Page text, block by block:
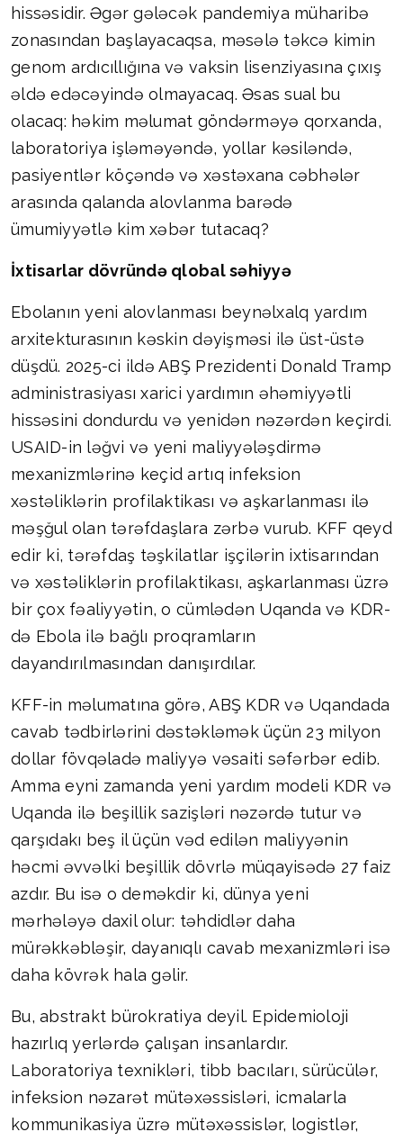
hissəsidir. Əgər gələcək pandemiya müharibə
zonasından başlayacaqsa, məsələ təkcə kimin
genom ardıcıllığına və vaksin lisenziyasına çıxış
əldə edəcəyində olmayacaq. Əsas sual bu
olacaq: həkim məlumat göndərməyə qorxanda,
laboratoriya işləməyəndə, yollar kəsiləndə,
pasiyentlər köçəndə və xəstəxana cəbhələr
arasında qalanda alovlanma barədə
ümumiyyətlə kim xəbər tutacaq?
İxtisarlar dövründə qlobal səhiyyə
Ebolanın yeni alovlanması beynəlxalq yardım
arxitekturasının kəskin dəyişməsi ilə üst-üstə
düşdü. 2025-ci ildə ABŞ Prezidenti Donald Tramp
administrasiyası xarici yardımın əhəmiyyətli
hissəsini dondurdu və yenidən nəzərdən keçirdi.
USAID-in ləğvi və yeni maliyyələşdirmə
mexanizmlərinə keçid artıq infeksion
xəstəliklərin profilaktikası və aşkarlanması ilə
məşğul olan tərəfdaşlara zərbə vurub. KFF qeyd
edir ki, tərəfdaş təşkilatlar işçilərin ixtisarından
və xəstəliklərin profilaktikası, aşkarlanması üzrə
bir çox fəaliyyətin, o cümlədən Uqanda və KDR-
də Ebola ilə bağlı proqramların
dayandırılmasından danışırdılar.
KFF-in məlumatına görə, ABŞ KDR və Uqandada
cavab tədbirlərini dəstəkləmək üçün 23 milyon
dollar fövqəladə maliyyə vəsaiti səfərbər edib.
Amma eyni zamanda yeni yardım modeli KDR və
Uqanda ilə beşillik sazişləri nəzərdə tutur və
qarşıdakı beş il üçün vəd edilən maliyyənin
həcmi əvvəlki beşillik dövrlə müqayisədə 27 faiz
azdır. Bu isə o deməkdir ki, dünya yeni
mərhələyə daxil olur: təhdidlər daha
mürəkkəbləşir, dayanıqlı cavab mexanizmləri isə
daha kövrək hala gəlir.
Bu, abstrakt bürokratiya deyil. Epidemioloji
hazırlıq yerlərdə çalışan insanlardır.
Laboratoriya texnikləri, tibb bacıları, sürücülər,
infeksion nəzarət mütəxəssisləri, icmalarla
kommunikasiya üzrə mütəxəssislər, logistlər,